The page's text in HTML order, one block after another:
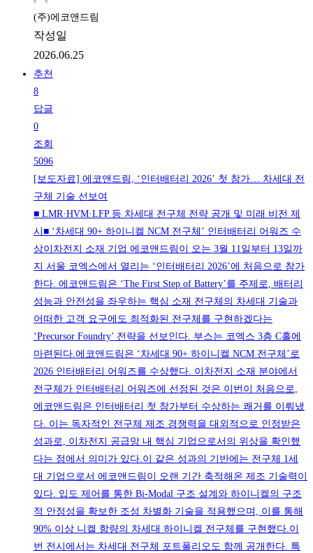
(주)에코앤드림
작성일
2026.06.25
추천
8
답글
0
조회
5096
[보도자료] 에코앤드림, ‘인터배터리 2026’ 첫 참가… 차세대 전
구체 기술 선보여
■ LMR·HVM·LFP 등 차세대 전구체 전략 공개 및 미래 비전 제
시■ ‘차세대 90+ 하이니켈 NCM 전구체’ 인터배터리 어워즈 수
상이차전지 소재 기업 에코앤드림이 오는 3월 11일부터 13일까
지 서울 코엑스에서 열리는 ‘인터배터리 2026’에 처음으로 참가
한다. 에코앤드림은 ‘The First Step of Battery’를 주제로, 배터리
성능과 안전성을 좌우하는 핵심 소재 전구체의 차세대 기술과
어떠한 고객 요구에도 최적화된 전구체를 구현하겠다는
‘Precursor Foundry’ 전략을 선보인다. 부스는 코엑스 3층 C홀에
마련된다.에코앤드림은 ‘차세대 90+ 하이니켈 NCM 전구체’로
2026 인터배터리 어워즈를 수상했다. 이차전지 소재 분야에서
전구체가 인터배터리 어워즈에 선정된 것은 이번이 처음으로,
에코앤드림은 인터배터리 첫 참가부터 수상하는 쾌거를 이뤄냈
다. 이는 독자적인 전구체 제조 경쟁력을 대외적으로 인정받은
성과로, 이차전지 공급망 내 핵심 기업으로서의 위상을 확인했
다는 점에서 의미가 있다.이 같은 성과의 기반에는 전구체 1세
대 기업으로서 에코앤드림이 오랜 기간 축적해온 제조 기술력이
있다. 입도 제어를 통한 Bi-Modal 구조 설계와 하이니켈의 구조
적 안정성을 확보한 조성 차별화 기술을 적용했으며, 이를 통해
90% 이상 니켈 함량의 차세대 하이니켈 전구체를 구현했다.이
번 전시에서는 차세대 전구체 포트폴리오도 함께 공개한다. 특